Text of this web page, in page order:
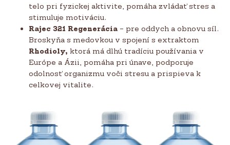
telo pri fyzickej aktivite, pomáha zvládať stres a
stimuluje motiváciu.
Rajec 321 Regenerácia – pre oddych a obnovu síl.
Broskyňa s medovkou v spojení s extraktom
Rhodioly, ktorá má dlhú tradíciu používania v
Európe a Ázii, pomáha pri únave, podporuje
odolnosť organizmu voči stresu a prispieva k
celkovej vitalite.